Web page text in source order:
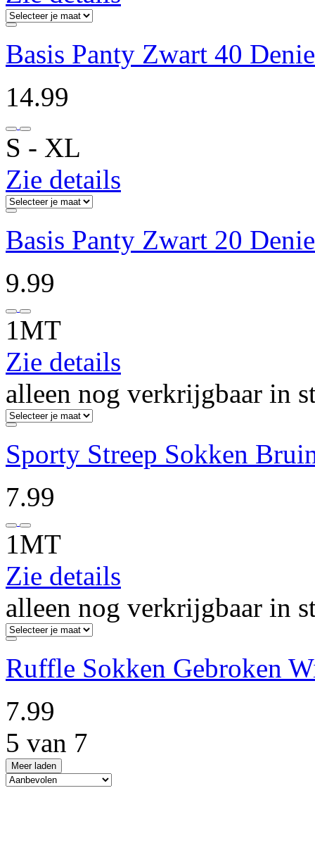
Basis Panty Zwart 40
14.99
S ‐ XL
Zie details
Basis Panty Zwart 20
9.99
1MT
Zie details
alleen nog verkrijgbaar in
Sporty Streep Sokken
7.99
1MT
Zie details
alleen nog verkrijgbaar in
Ruffle Sokken Gebroken
7.99
5 van 7
Meer laden